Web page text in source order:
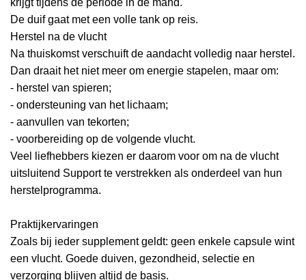
krijgt tijdens de periode in de mand.
De duif gaat met een volle tank op reis.
Herstel na de vlucht
Na thuiskomst verschuift de aandacht volledig naar herstel.
Dan draait het niet meer om energie stapelen, maar om:
- herstel van spieren;
- ondersteuning van het lichaam;
- aanvullen van tekorten;
- voorbereiding op de volgende vlucht.
Veel liefhebbers kiezen er daarom voor om na de vlucht
uitsluitend Support te verstrekken als onderdeel van hun
herstelprogramma.
Praktijkervaringen
Zoals bij ieder supplement geldt: geen enkele capsule wint
een vlucht. Goede duiven, gezondheid, selectie en
verzorging blijven altijd de basis.